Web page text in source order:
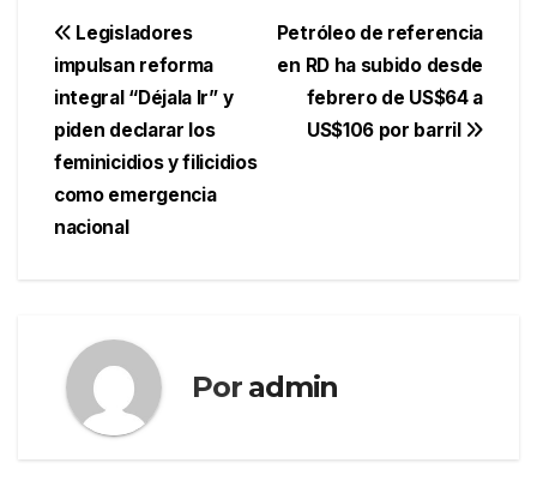
Navegación
de
entradas
Petróleo de referencia
en RD ha subido desde
febrero de US$64 a
US$106 por barril
Legisladores
impulsan reforma
integral “Déjala Ir” y
piden declarar los
feminicidios y filicidios
como emergencia
nacional
Por admin